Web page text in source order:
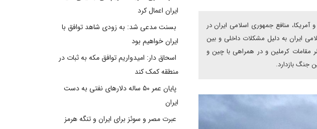
منافع جمهوری اسلامی ایران در
ایران به دلیل مشکلات داخلی و بین
مقامات کرملین و در همراهی با چین و
جنگ بازدارد.
ایران اعمال کرد
بسنت مدعی شد: به زودی شاهد توافق با
ایران خواهیم بود
اسحاق دار: امیدواریم توافق مکه به ثبات در
منطقه کمک کند
پایان عمر ۵۰ ساله دلارهای نفتی به دست
ایران
عبرت مصر و سوئز برای ایران و تنگه هرمز